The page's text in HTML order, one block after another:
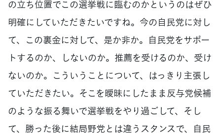
の立ち位置でこの選挙戦に臨むのかというのはぜひ
明確にしていただきたいですね。今の自民党に対し
て、この裏金に対して、是か非か。自民党をサポー
トするのか、しないのか。推薦を受けるのか、受け
ないのか。こういうことについて、はっきり主張し
ていただきたい。そこを曖昧にしたまま反与党候補
のような振る舞いで選挙戦をやり過ごして、そし
て、勝った後に結局野党とは違うスタンスで、自民